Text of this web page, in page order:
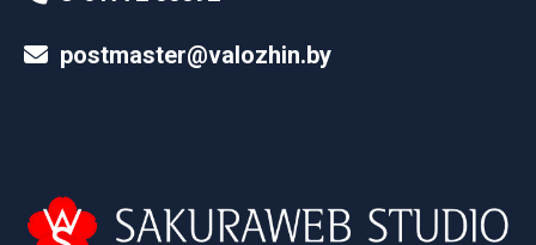
postmaster@valozhin.by